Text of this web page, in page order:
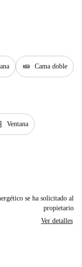
airline_seat_flat Cama doble
Ventana
se ha solicitado al
propietario
Ver detalles